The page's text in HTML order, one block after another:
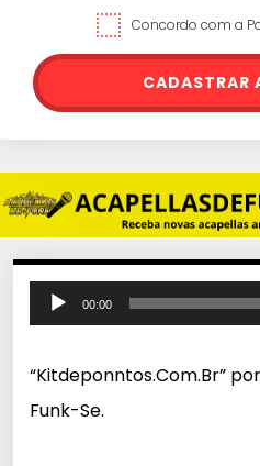
Concordo com a
CADASTRAR
o
a
d
00:00
“Kitdeponntos.Com.Br”
Funk-Se.